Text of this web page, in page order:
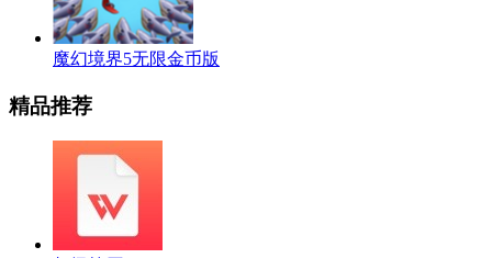
魔幻境界5无限金币版
精品推荐